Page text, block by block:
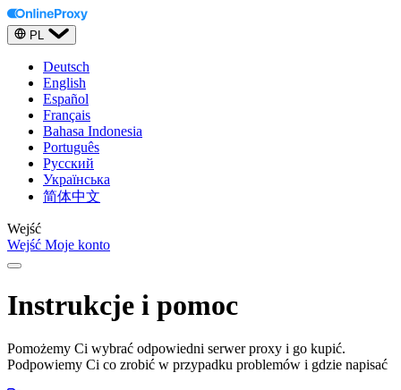
PL
Deutsch
English
Español
Français
Bahasa Indonesia
Português
Русский
Українська
简体中文
Wejść
Wejść Moje konto
Instrukcje i pomoc
Pomożemy Ci wybrać odpowiedni serwer proxy i go kupić.
Podpowiemy Ci co zrobić w przypadku problemów i gdzie napisać